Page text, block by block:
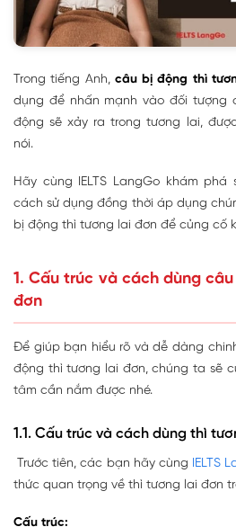
Trong tiếng Anh, câu bị động thì
dụng để nhấn mạnh vào đối tượng
động sẽ xảy ra trong tương lai,
nói.
Hãy cùng IELTS LangGo khám
cách sử dụng đồng thời áp dụng
bị động thì tương lai đơn để củng cố
1. Cấu trúc và cách dùng
đơn
Để giúp bạn hiểu rõ và dễ dàng
động thì tương lai đơn, chúng ta sẽ
tâm cần nắm được nhé.
1.1. Cấu trúc và cách dùng thì
Trước tiên, các bạn hãy cùng IELTS
thức quan trọng về thì tương lai đơn
Cấu trúc: